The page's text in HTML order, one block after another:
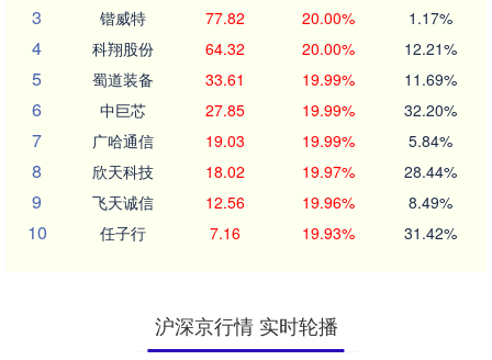
3 锴威特 77.82 20.00% 1.17%
4 科翔股份 64.32 20.00% 12.21%
5 蜀道装备 33.61 19.99% 11.69%
6 中巨芯 27.85 19.99% 32.20%
7 广哈通信 19.03 19.99% 5.84%
8 欣天科技 18.02 19.97% 28.44%
9 飞天诚信 12.56 19.96% 8.49%
10 任子行 7.16 19.93% 31.42%
沪深京行情 实时轮播